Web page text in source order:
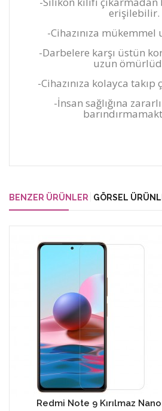
erişilebilir.
-Cihazınıza
-Darbelere karşı üstün
uzun
-Cihazınıza kolayca
-İnsan sağlığına
BENZER ÜRÜNLER GÖRSEL
Redmi Note 9 Kırılmaz